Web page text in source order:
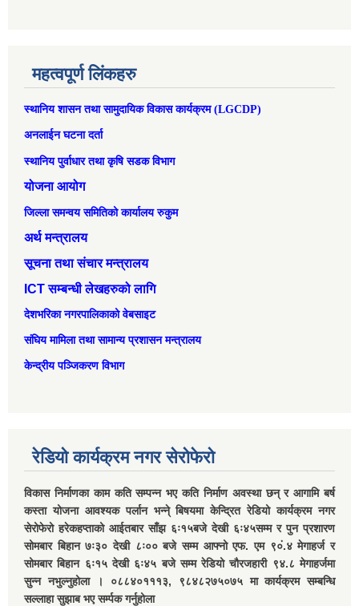
महत्वपूर्ण लिंकहरु
स्थानिय शासन तथा सामुदायिक विकास कार्यक्रम (LGCDP)
अनलाईन घटना दर्ता
स्थानिय पुर्वाधार तथा कृषि सडक विभाग
योजना आयोग
जिल्ला समन्वय समितिको कार्यालय रुकुम
अर्थ मन्त्रालय
सूचना तथा संचार मन्त्रालय
ICT सम्बन्धी लेखहरुको लागि
देशभरिका नगरपालिकाको वेबसाइट
संघिय मामिला तथा सामान्‍य प्रशासन मन्त्रालय
केन्द्रीय पञ्जिकरण विभाग
रेडियो कार्यक्रम नगर सेरोफेरो
विकास निर्माणका काम कति सम्पन्न भए कति निर्माण अवस्था छन् र आगामि बर्ष
कस्ता योजना आवश्यक पर्लान भन्ने् बिषयमा केन्द्रित रेडियो कार्यक्रम नगर
सेरोफेरो हरेकहप्ताको आईतबार साँझ ६ः१५बजे देखी ६ः४५सम्म र पुन प्रशारण
सोमबार बिहान ७ः३० देखी ८ः०० बजे सम्म आफ्नो एफ. एम ९०ं.४ मेगाहर्ज र
सोमबार बिहान ६ः१५ देखी ६ः४५ बजे सम्म रेडियो चौरजहारी ९४.८ मेगाहर्जमा
सुन्न नभुल्नुहोला । ०८८४०१११३, ९८४८२७५०७५ मा कार्यक्रम सम्बन्धि
सल्लाहा सुझाब भए सर्म्पक गर्नुहोला